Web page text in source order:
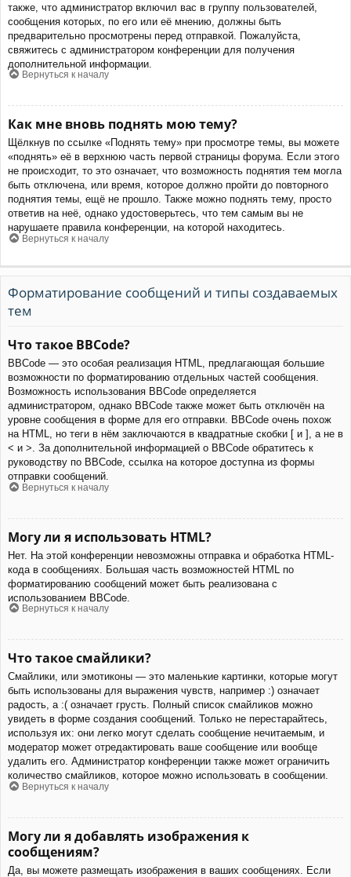
также, что администратор включил вас в группу пользователей,
сообщения которых, по его или её мнению, должны быть
предварительно просмотрены перед отправкой. Пожалуйста,
свяжитесь с администратором конференции для получения
дополнительной информации.
Вернуться к началу
Как мне вновь поднять мою тему?
Щёлкнув по ссылке «Поднять тему» при просмотре темы, вы можете
«поднять» её в верхнюю часть первой страницы форума. Если этого
не происходит, то это означает, что возможность поднятия тем могла
быть отключена, или время, которое должно пройти до повторного
поднятия темы, ещё не прошло. Также можно поднять тему, просто
ответив на неё, однако удостоверьтесь, что тем самым вы не
нарушаете правила конференции, на которой находитесь.
Вернуться к началу
Форматирование сообщений и типы создаваемых
тем
Что такое BBCode?
BBCode — это особая реализация HTML, предлагающая большие
возможности по форматированию отдельных частей сообщения.
Возможность использования BBCode определяется
администратором, однако BBCode также может быть отключён на
уровне сообщения в форме для его отправки. BBCode очень похож
на HTML, но теги в нём заключаются в квадратные скобки [ и ], а не в
< и >. За дополнительной информацией о BBCode обратитесь к
руководству по BBCode, ссылка на которое доступна из формы
отправки сообщений.
Вернуться к началу
Могу ли я использовать HTML?
Нет. На этой конференции невозможны отправка и обработка HTML-
кода в сообщениях. Большая часть возможностей HTML по
форматированию сообщений может быть реализована с
использованием BBCode.
Вернуться к началу
Что такое смайлики?
Смайлики, или эмотиконы — это маленькие картинки, которые могут
быть использованы для выражения чувств, например :) означает
радость, а :( означает грусть. Полный список смайликов можно
увидеть в форме создания сообщений. Только не перестарайтесь,
используя их: они легко могут сделать сообщение нечитаемым, и
модератор может отредактировать ваше сообщение или вообще
удалить его. Администратор конференции также может ограничить
количество смайликов, которое можно использовать в сообщении.
Вернуться к началу
Могу ли я добавлять изображения к
сообщениям?
Да, вы можете размещать изображения в ваших сообщениях. Если